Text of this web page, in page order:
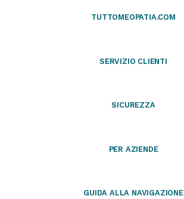
TUTTOMEOPATIA.COM
SERVIZIO CLIENTI
SICUREZZA
PER AZIENDE
GUIDA ALLA NAVIGAZIONE